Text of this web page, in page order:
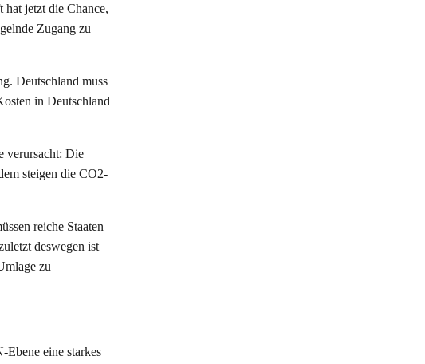
hat jetzt die Chance,
Zugang zu
Deutschland muss
in Deutschland
verursacht: Die
steigen die CO2-
reiche Staaten
deswegen ist
zu
eine starkes